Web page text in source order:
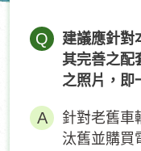
Q
建議應針對
其完善之配
之照片，即
針對老舊車
汰舊並購買